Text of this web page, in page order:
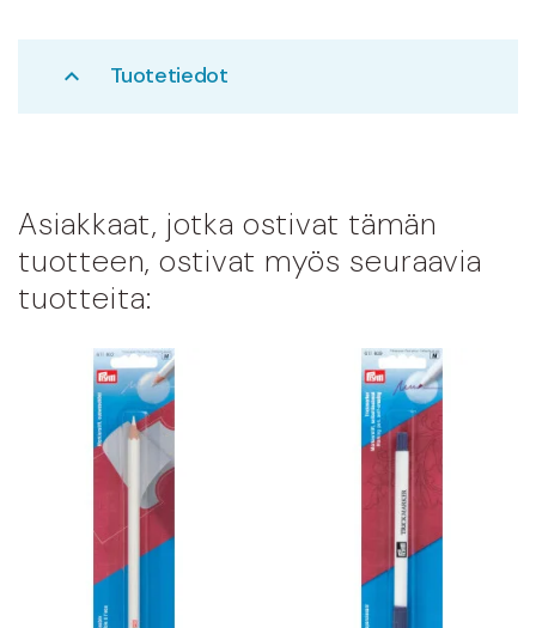
expand_less Tuotetiedot
Asiakkaat, jotka ostivat tämän
tuotteen, ostivat myös seuraavia
tuotteita: